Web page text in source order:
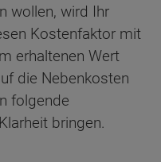
wollen, wird Ihr
Kostenfaktor mit
erhaltenen Wert
die Nebenkosten
folgende
bringen.